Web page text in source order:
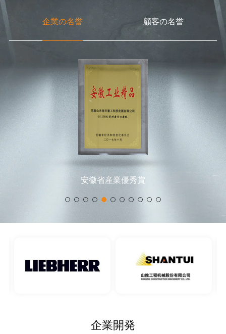
企業の名誉 顧客の名誉
安徽省産業優秀賞
効果の高いコラボレーション賞
企業開発